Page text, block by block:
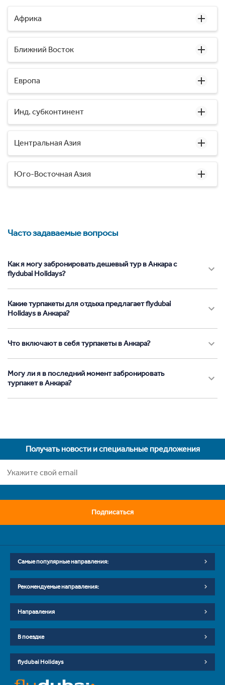
Африка
Ближний Восток
Европа
Инд. субконтинент
Центральная Азия
Юго-Восточная Азия
Часто задаваемые вопросы
Как я могу забронировать дешевый тур в Анкара с
flydubai Holidays?
Какие турпакеты для отдыха предлагает flydubai
Holidays в Анкара?
Что включают в себя турпакеты в Анкара?
Могу ли я в последний момент забронировать
турпакет в Анкара?
Получать новости и специальные предложения
Подписаться
Самые популярные направления:
Рекомендуемые направления:
Направления
В поездке
flydubai Holidays